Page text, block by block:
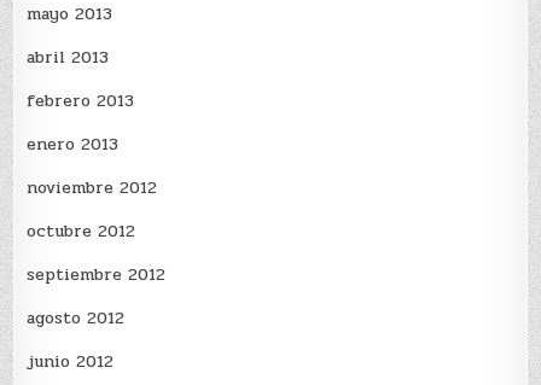
mayo 2013
abril 2013
febrero 2013
enero 2013
noviembre 2012
octubre 2012
septiembre 2012
agosto 2012
junio 2012